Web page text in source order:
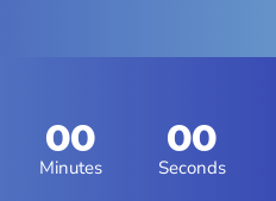
00
Minutes
00
Seconds